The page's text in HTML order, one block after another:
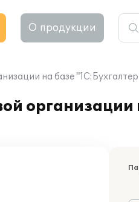
О продукции
на базе